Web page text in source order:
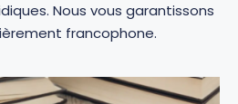
Nous vous garantissons
francophone.